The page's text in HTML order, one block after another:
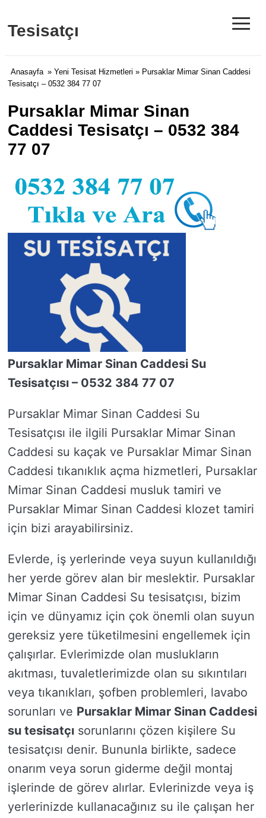
Tesisatçı ≡
Anasayfa » Yeni Tesisat Hizmetleri » Pursaklar Mimar Sinan Caddesi
Tesisatçı – 0532 384 77 07
Pursaklar Mimar Sinan
Caddesi Tesisatçı – 0532 384
77 07
Pursaklar Mimar Sinan Caddesi Su
Tesisatçısı – 0532 384 77 07
Pursaklar Mimar Sinan Caddesi Su
Tesisatçısı ile ilgili Pursaklar Mimar Sinan
Caddesi su kaçak ve Pursaklar Mimar Sinan
Caddesi tıkanıklık açma hizmetleri, Pursaklar
Mimar Sinan Caddesi musluk tamiri ve
Pursaklar Mimar Sinan Caddesi klozet tamiri
için bizi arayabilirsiniz.
Evlerde, iş yerlerinde veya suyun kullanıldığı
her yerde görev alan bir meslektir. Pursaklar
Mimar Sinan Caddesi Su tesisatçısı, bizim
için ve dünyamız için çok önemli olan suyun
gereksiz yere tüketilmesini engellemek için
çalışırlar. Evlerimizde olan muslukların
akıtması, tuvaletlerimizde olan su sıkıntıları
veya tıkanıkları, şofben problemleri, lavabo
sorunları ve Pursaklar Mimar Sinan Caddesi
su tesisatçı sorunlarını çözen kişilere Su
tesisatçısı denir. Bununla birlikte, sadece
onarım veya sorun giderme değil montaj
işlerinde de görev alırlar. Evlerinizde veya iş
yerlerinizde kullanacağınız su ile çalışan her